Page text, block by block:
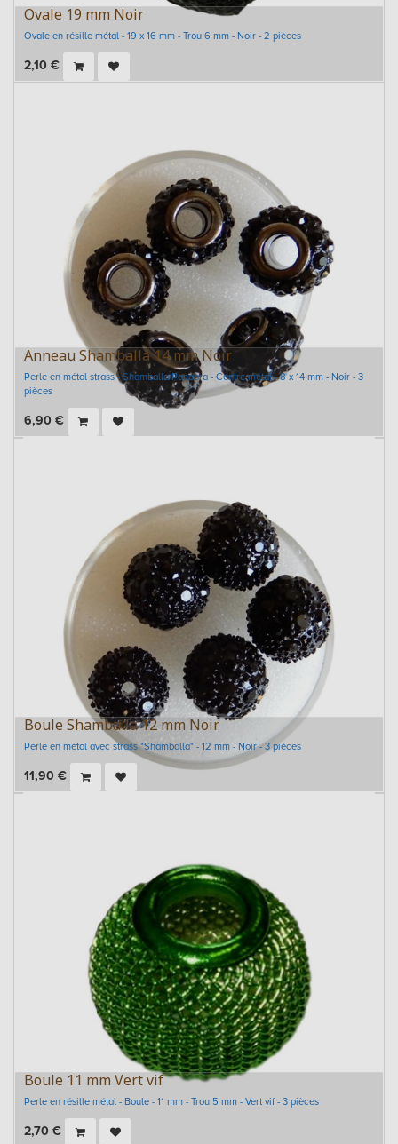
Ovale 19 mm Noir
Ovale en résille métal - 19 x 16 mm - Trou 6 mm - Noir - 2 pièces
2,10 €
Anneau Shamballa 14 mm Noir
Perle en métal strass - Shamballa/Pandora - Centre métal - 8 x 14 mm - Noir - 3
pièces
6,90 €
Boule Shamballa 12 mm Noir
Perle en métal avec strass "Shamballa" - 12 mm - Noir - 3 pièces
11,90 €
Boule 11 mm Vert vif
Perle en résille métal - Boule - 11 mm - Trou 5 mm - Vert vif - 3 pièces
2,70 €